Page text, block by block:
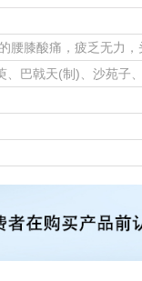
膝酸痛，疲乏无力，
巴戟天(制)、沙苑子